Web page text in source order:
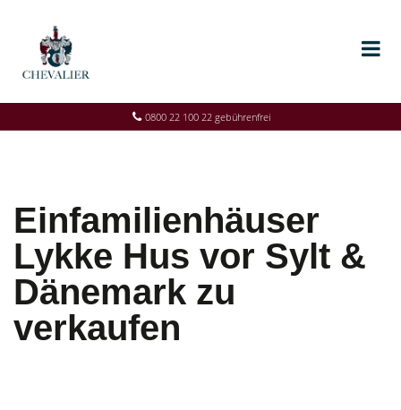
0800 22 100 22 gebührenfrei
Einfamilienhäuser
Lykke Hus vor Sylt &
Dänemark zu
verkaufen